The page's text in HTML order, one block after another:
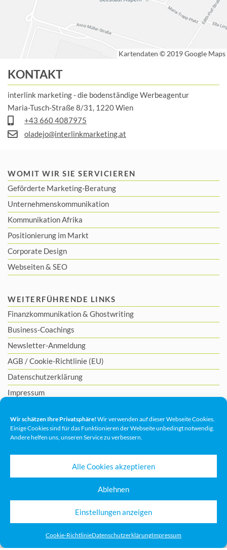
Wir schätzen Ihre Privatsphäre! Wir verwenden auf dieser Webseite Cookies.
Einige Cookies sind für das Funktionieren der Webseite unbedingt notwendig.
Andere helfen uns, unseren Service zu verbessern.
Alle Cookies akzeptieren
Ablehnen
Einstellungen anzeigen
Cookie-RichtlinieDatenschutzerklärungImpressum
KONTAKT
interlink marketing - die bodenständige Werbeagentur
Maria-Tusch-Straße 8/31, 1220 Wien
+43 660 4087975
oladejo@interlinkmarketing.at
WOMIT WIR SIE SERVICIEREN
Geförderte Marketing-Beratung
Unternehmenskommunikation
Kommunikation Afrika
Positionierung im Markt
Corporate Design
Webseiten & SEO
WEITERFÜHRENDE LINKS
Finanzkommunikation& Ghostwriting
Business-Coachings
Newsletter-Anmeldung
AGB /Cookie-Richtlinie (EU)
Datenschutzerklärung
Impressum